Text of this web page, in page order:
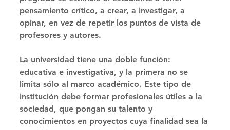
pensamiento crítico, a crear, a investigar, a
opinar, en vez de repetir los puntos de vista de
profesores y autores.
La universidad tiene una doble función:
educativa e investigativa, y la primera no se
limita sólo al marco académico. Este tipo de
institución debe formar profesionales útiles a la
sociedad, que pongan su talento y
conocimientos en proyectos cuya finalidad sea la